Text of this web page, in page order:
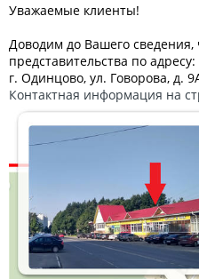
Уважаемые клиенты!
Доводим до Вашего
представительства по адресу:
г. Одинцово, ул. Говорова, д.
Контактная информация на